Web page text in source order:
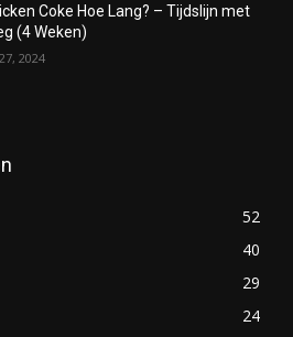
Coke Hoe Lang? – Tijdslijn met
(4 Weken)
2024
52
40
29
24